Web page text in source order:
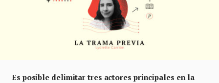
Es posible delimitar tres actores principales en la